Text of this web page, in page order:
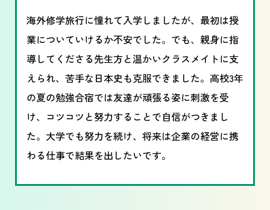
海外修学旅行に憧れて入学しましたが、最初は授
業についていけるか不安でした。でも、親身に指
導してくださる先生方と温かいクラスメイトに支
えられ、苦手な日本史も克服できました。高校3年
の夏の勉強合宿では友達が頑張る姿に刺激を受
け、コツコツと努力することで自信がつきまし
た。大学でも努力を続け、将来は企業の経営に携
わる仕事で結果を出したいです。